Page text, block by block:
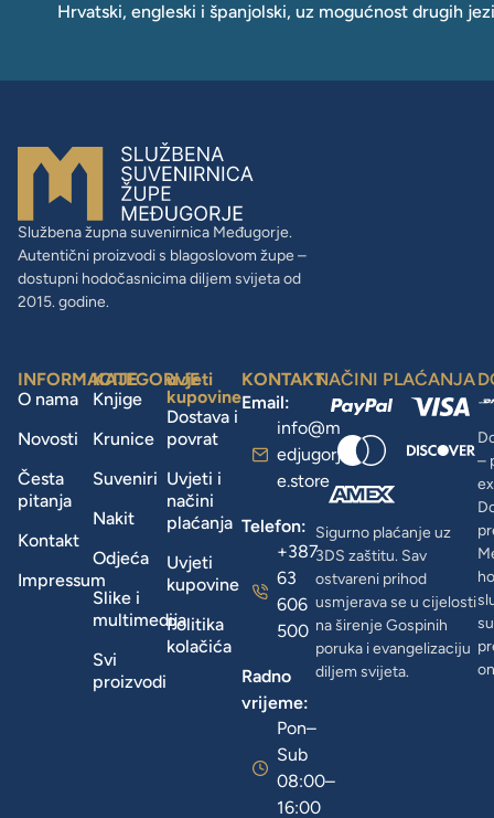
Hrvatski, engleski i španjolski, uz mogućnost drugih
Službena župna suvenirnica Međugorje.
Autentični proizvodi s blagoslovom župe –
dostupni hodočasnicima diljem svijeta od
2015. godine.
INFORMACIJE
O nama
Novosti
Česta
pitanja
Kontakt
Impressum
KATEGORIJE
Knjige
Krunice
Suveniri
Nakit
Odjeća
Slike i
multimedija
Svi
proizvodi
uvjeti
kupovine
Dostava i
povrat
Uvjeti i
načini
plaćanja
Uvjeti
kupovine
Politika
kolačića
KONTAKT
Email:
info@m
edjugorj
e.store
Telefon:
+387
63
606
500
Radno
vrijeme:
Pon–
Sub
08:00–
16:00
NAČINI PLAĆANJA
Sigurno plaćanje uz
3DS zaštitu. Sav
ostvareni prihod
usmjerava se u cijelosti
na širenje Gospinih
poruka i evangelizaciju
diljem svijeta.
–